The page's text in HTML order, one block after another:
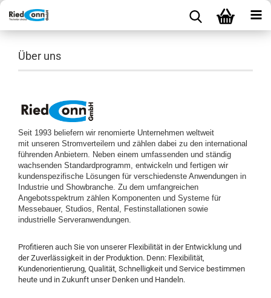
Über uns
Seit 1993 beliefern wir renomierte Unternehmen weltweit
mit unseren Stromverteilern und zählen dabei zu den international
führenden Anbietern. Neben einem umfassenden und ständig
wachsenden Standardprogramm, entwickeln und fertigen wir
kundenspezifische Lösungen für verschiedenste Anwendungen in
Industrie und Showbranche. Zu dem umfangreichen
Angebotsspektrum zählen Komponenten und Systeme für
Messebauer, Studios, Rental, Festinstallationen sowie
industrielle Serveranwendungen.
Profitieren auch Sie von unserer Flexibilität in der Entwicklung und
der Zuverlässigkeit in der Produktion. Denn: Flexibilität,
Kundenorientierung, Qualität, Schnelligkeit und Service bestimmen
heute und in Zukunft unser Denken und Handeln.